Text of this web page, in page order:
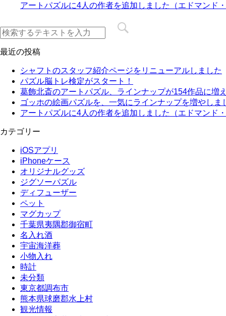
アートパズルに4人の作者を追加しました（エドマンド・
最近の投稿
シャフトのスタッフ紹介ページをリニューアルしました
パズル脳トレ検定がスタート！
葛飾北斎のアートパズル、ラインナップが154作品に増
ゴッホの絵画パズルを、一気にラインナップを増やしま
アートパズルに4人の作者を追加しました（エドマンド・
カテゴリー
iOSアプリ
iPhoneケース
オリジナルグッズ
ジグソーパズル
ディフューザー
ペット
マグカップ
千葉県夷隅郡御宿町
名入れ酒
宇宙海洋葬
小物入れ
時計
未分類
東京都調布市
熊本県球磨郡水上村
観光情報